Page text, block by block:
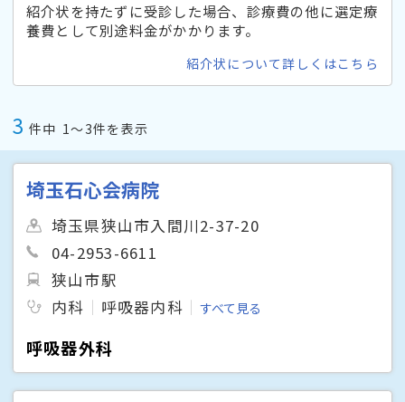
紹介状を持たずに受診した場合、診療費の他に選定療
養費として別途料金がかかります。
紹介状について詳しくはこちら
3 件中 1〜3件を表示
埼玉石心会病院
埼玉県狭山市入間川2-37-20
04-2953-6611
狭山市駅
内科
呼吸器内科 すべて見る
呼吸器外科